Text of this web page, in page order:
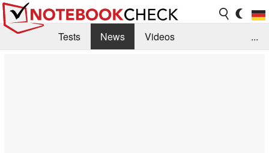
Tests News
Videos
...